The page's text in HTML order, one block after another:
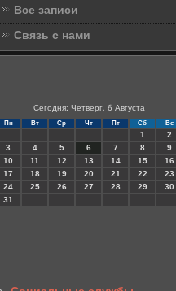
Все записи
Связь с нами
Сегодня: Четверг, 6 Августа
Пн Вт Ср Чт Пт Сб Вс
1
2
3
4 5 6 7 8
9
10
11 12 13 14 15
16
17
18 19 20 21 22
23
24
25 26 27 28 29
30
31